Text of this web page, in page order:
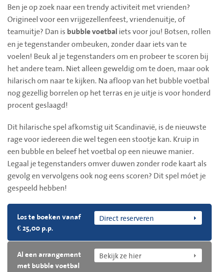
Ben je op zoek naar een trendy activiteit met vrienden?
Origineel voor een vrijgezellenfeest, vriendenuitje, of
teamuitje? Dan is bubble voetbal iets voor jou! Botsen, rollen
en je tegenstander ombeuken, zonder daar iets van te
voelen! Beuk al je tegenstanders om en probeer te scoren bij
het andere team. Niet alleen geweldig om te doen, maar ook
hilarisch om naar te kijken. Na afloop van het bubble voetbal
nog gezellig borrelen op het terras en je uitje is voor honderd
procent geslaagd!
Dit hilarische spel afkomstig uit Scandinavië, is de nieuwste
rage voor iedereen die wel tegen een stootje kan. Kruip in
een bubble en beleef het voetbal op een nieuwe manier.
Legaal je tegenstanders omver duwen zonder rode kaart als
gevolg en vervolgens ook nog eens scoren? Dit spel móet je
gespeeld hebben!
Los te boeken vanaf
€ 25,00 p.p.
Direct reserveren
Al een arrangement
met bubble voetbal
Bekijk ze hier